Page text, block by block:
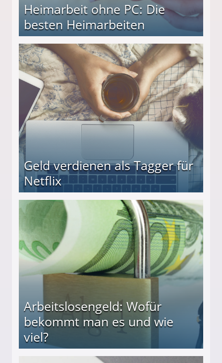
Heimarbeit ohne PC: Die
besten Heimarbeiten
Geld verdienen als Tagger für
Netflix
Arbeitslosengeld: Wofür
bekommt man es und wie
viel?